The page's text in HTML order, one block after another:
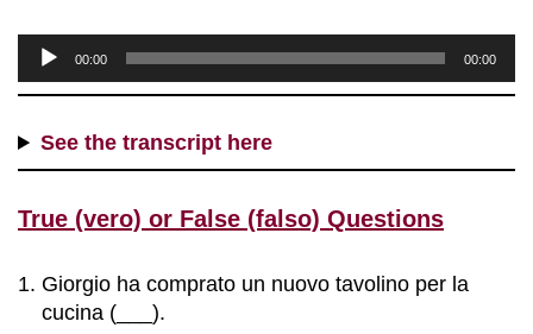
i
l
y
00:00 00:00
See the transcript here
True (vero) or False (falso) Questions
Giorgio ha comprato un nuovo tavolino per la
cucina (___).